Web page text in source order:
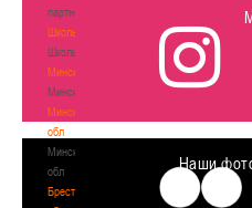
партнеры
Школы
Школы
Минск
Минск
Минская
обл
Минская
обл
Брестская
Наши